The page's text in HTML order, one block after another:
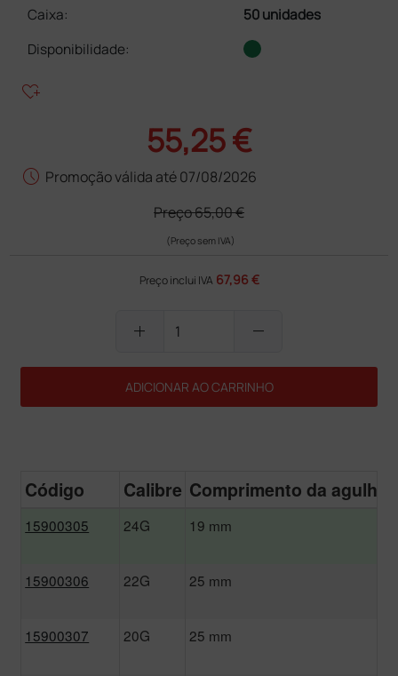
Caixa:
50 unidades
Disponibilidade:
heart_plus
55,25 €
schedule Promoção válida até 07/08/2026
Preço65,00 €
(Preço sem IVA)
Preço inclui IVA 67,96 €
add remove
ADICIONAR AO CARRINHO
Código Calibre Comprimento da agulha
15900305 24G 19 mm
15900306 22G 25 mm
15900307 20G 25 mm